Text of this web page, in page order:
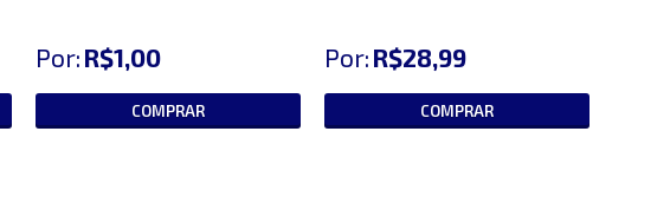
Por: R$1,00
COMPRAR
Por: R$28,99
COMPRAR